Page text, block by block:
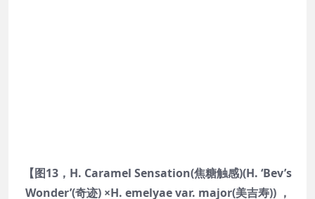
【图13，H. Caramel Sensation(焦糖触感)(H. ‘Bev’s
Wonder’(奇迹) ×H. emelyae var. major(美吉寿)) ，